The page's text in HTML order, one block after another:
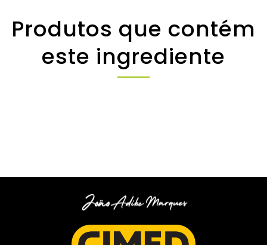
Produtos que contém
este ingrediente